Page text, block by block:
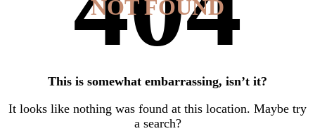
NOT FOUND
This is somewhat embarrassing, isn’t it?
It looks like nothing was found at this location. Maybe try
a search?